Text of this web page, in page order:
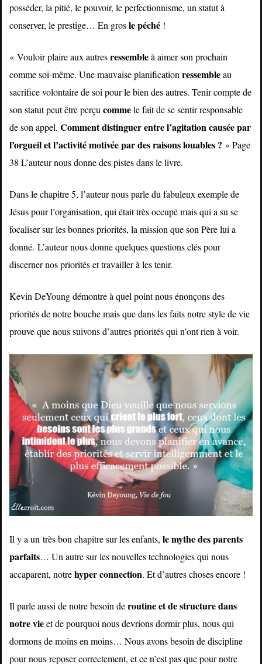
posséder, la pitié, le pouvoir, le perfectionnisme, un statut à
conserver, le prestige… En grosle péché !
« Vouloir plaire aux autresressembleà aimer son prochain
comme soi-même. Une mauvaise planificationressembleau
sacrifice volontaire de soi pour le bien des autres. Tenir compte de
son statut peut être perçucommele fait de se sentir responsable
de son appel.Comment distinguer entre l’agitation causée par
l’orgueil et l’activité motivée par des raisons louables ? » Page
38 L’auteur nous donne des pistes dans le livre.
Dans le chapitre 5, l’auteur nous parle du fabuleux exemple de
Jésus pour l’organisation, qui était très occupé mais qui a su se
focaliser sur les bonnes priorités, la mission que son Père lui a
donné.L’auteur nous donne quelques questions clés pour
discerner nos priorités et travailler à les tenir.
Kevin DeYoung démontre à quel point nous énonçons des
priorités de notre bouche mais que dans les faits notre style de vie
prouve que nous suivons d’autres priorités qui n’ont rien à voir.
Il y a un très bon chapitre sur les enfants,le mythe des parents
parfaits… Un autre sur les nouvelles technologies qui nous
accaparent, notrehyper connection. Et d’autres choses encore !
Il parle aussi de notre besoin deroutine et de structure dans
notre vieet de pourquoi nous devrions dormir plus, nous qui
dormons de moins en moins… Nous avons besoin de discipline
pour nous reposer correctement, et ce n’est pas que pour notre